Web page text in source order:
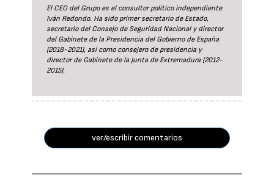
El CEO del Grupo es el consultor político independiente
Iván Redondo. Ha sido primer secretario de Estado,
secretario del Consejo de Seguridad Nacional y director
del Gabinete de la Presidencia del Gobierno de España
(2018-2021), así como consejero de presidencia y
director de Gabinete de la Junta de Extremadura (2012-
2015).
ver/escribir comentarios